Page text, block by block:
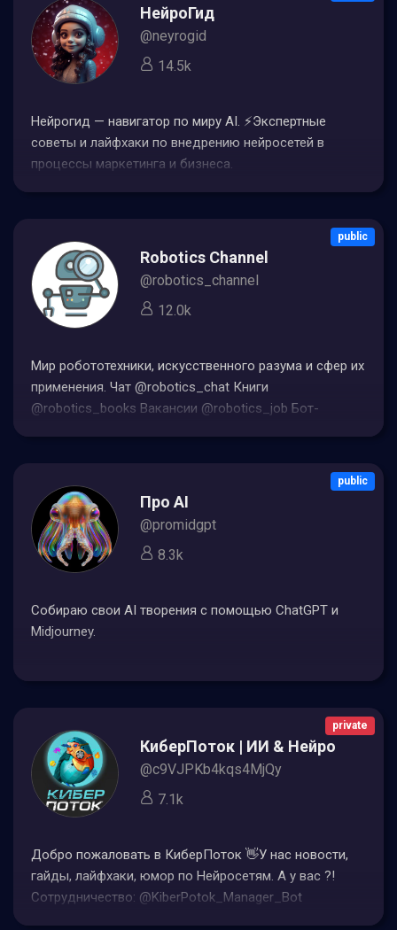
НейроГид
@neyrogid
14.5k
Нейрогид — навигатор по миру AI. ⚡Экспертные
советы и лайфхаки по внедрению нейросетей в
процессы маркетинга и бизнеса.
public
Robotics Channel
@robotics_channel
12.0k
Мир робототехники, искусственного разума и сфер их
применения. Чат @robotics_chat Книги
@robotics_books Вакансии @robotics_job Бот-
public
Про AI
@promidgpt
8.3k
Собираю свои AI творения с помощью ChatGPT и
Midjourney.
private
КиберПоток | ИИ & Нейросети
@c9VJPKb4kqs4MjQy
7.1k
Добро пожаловать в КиберПоток 👋У нас новости,
гайды, лайфхаки, юмор по Нейросетям. А у вас ?!
Сотрудничество: @KiberPotok_Manager_Bot